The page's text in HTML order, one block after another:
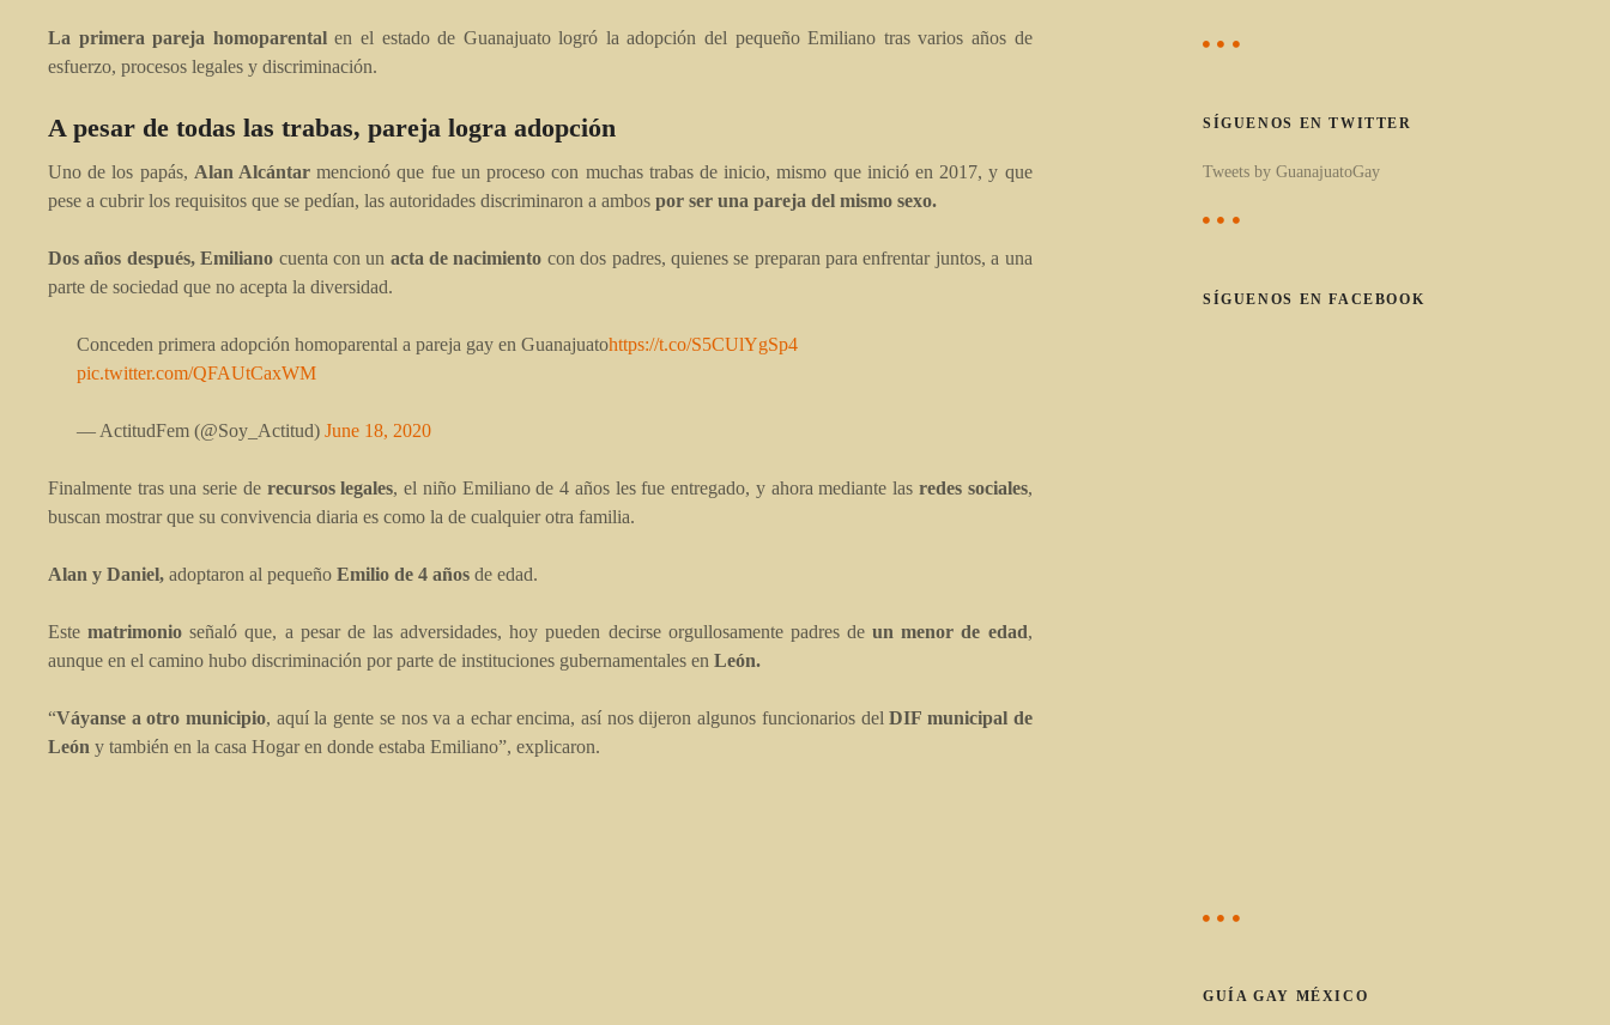
La primera pareja homoparentalen el estado de Guanajuato logró la adopción del pequeño Emiliano tras varios años de
esfuerzo, procesos legales y discriminación.
A pesar de todas las trabas, pareja logra adopción
Uno de los papás, Alan Alcántar mencionó que fue un proceso con muchas trabas de inicio, mismo que inició en 2017, y que
pese a cubrir los requisitos que se pedían, las autoridades discriminaron a ambos por ser una pareja del mismo sexo.
Dos años después, Emiliano cuenta con un acta de nacimiento con dos padres, quienes se preparan para enfrentar juntos, a una
parte de sociedad que no acepta la diversidad.
Conceden primera adopción homoparental a pareja gay en Guanajuatohttps://t.co/S5CUlYgSp4
pic.twitter.com/QFAUtCaxWM
— ActitudFem (@Soy_Actitud) June 18, 2020
Finalmente tras una serie derecursos legales, el niño Emiliano de 4 años les fue entregado, y ahora mediante las redes sociales,
buscan mostrar que su convivencia diaria es como la de cualquier otra familia.
Alan y Daniel, adoptaron al pequeño Emilio de 4 años de edad.
Estematrimonio señaló que, a pesar de las adversidades, hoy pueden decirse orgullosamente padres deun menor de edad,
aunque en el camino hubo discriminación por parte de instituciones gubernamentales en León.
“Váyanse a otro municipio, aquí la gente se nos va a echar encima, así nos dijeron algunos funcionarios delDIF municipal de
León y también en la casa Hogar en donde estaba Emiliano”, explicaron.
r
a
t
g
r
SÍGUENOS EN TWITTER
Tweets by GuanajuatoGay
SÍGUENOS EN FACEBOOK
GUÍA GAY MÉXICO